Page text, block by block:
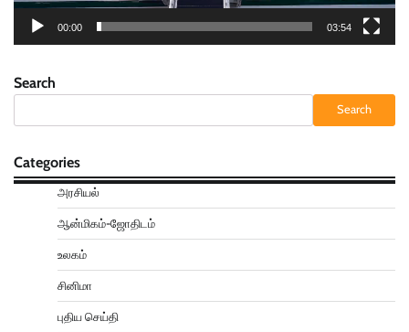
00:00 03:54
Search
Search
Categories
அரசியல்
ஆன்மிகம்-ஜோதிடம்
உலகம்
சினிமா
புதிய செய்தி